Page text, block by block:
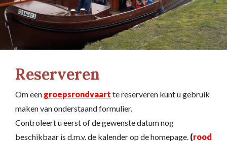
Reserveren
Om een groepsrondvaart te reserveren kunt u gebruik
maken van onderstaand formulier.
Controleert u eerst of de gewenste datum nog
beschikbaar is d.m.v. de kalender op de homepage. (rood